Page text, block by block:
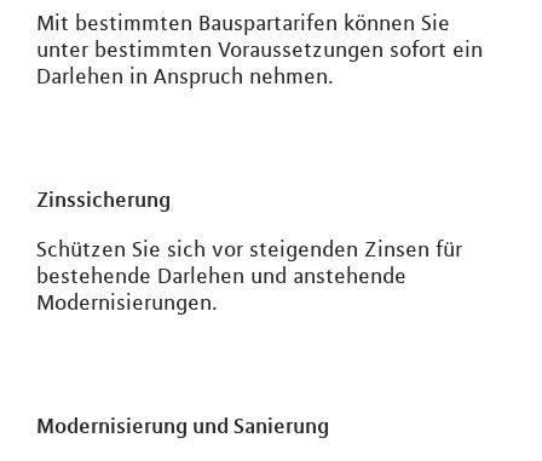
Mit bestimmten Bauspartarifen können Sie
unter bestimmten Voraussetzungen sofort ein
Darlehen in Anspruch nehmen.
Zinssicherung
Schützen Sie sich vor steigenden Zinsen für
bestehende Darlehen und anstehende
Modernisierungen.
Modernisierung und Sanierung